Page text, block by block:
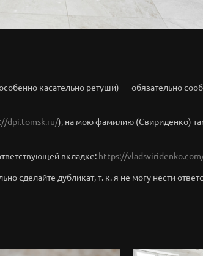
касательно ретуши) — обязательно
dpi.tomsk.ru/), на мою фамилию (Свириденко)
вкладке: https://
сделайте дубликат, т. к. я не могу нести